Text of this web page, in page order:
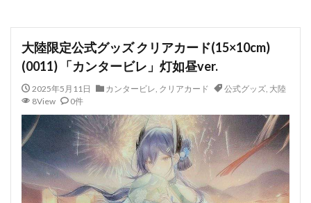
大陸限定公式グッズ クリアカード(15×10cm)
(0011) 「カンタービレ」灯如昼ver.
2025年5月11日 カンタービレ, クリアカード 公式グッズ, 大陸
8View
0件